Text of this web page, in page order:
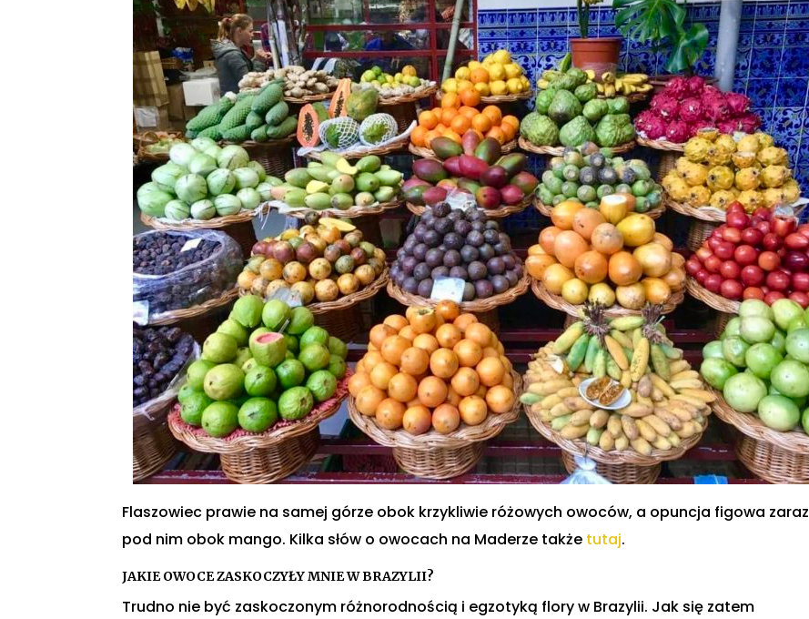
Flaszowiec prawie na samej górze obok krzykliwie różowych owoców, a opuncja figowa zaraz
pod nim obok mango. Kilka słów o owocach na Maderze także tutaj.
JAKIE OWOCE ZASKOCZYŁY MNIE W BRAZYLII?
Trudno nie być zaskoczonym różnorodnością i egzotyką flory w Brazylii. Jak się zatem